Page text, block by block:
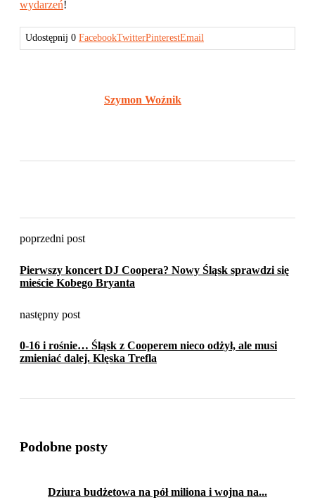
wydarzeń!
Udostępnij 0 FacebookTwitterPinterestEmail
Szymon Woźnik
poprzedni post
Pierwszy koncert DJ Coopera? Nowy Śląsk sprawdzi się
mieście Kobego Bryanta
następny post
0-16 i rośnie… Śląsk z Cooperem nieco odżył, ale musi
zmieniać dalej. Klęska Trefla
Podobne posty
Dziura budżetowa na pół miliona i wojna na...